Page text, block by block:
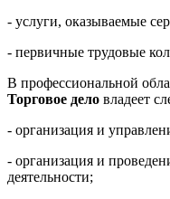
- услуги, оказываемые
- первичные трудовые
В профессиональной
Торговое дело владеет
- организация и
- организация и
деятельности;